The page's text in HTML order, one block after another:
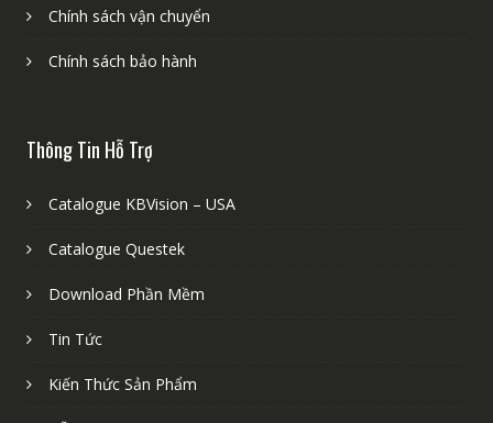
Chính sách vận chuyển
Chính sách bảo hành
Thông Tin Hỗ Trợ
Catalogue KBVision – USA
Catalogue Questek
Download Phần Mềm
Tin Tức
Kiến Thức Sản Phẩm